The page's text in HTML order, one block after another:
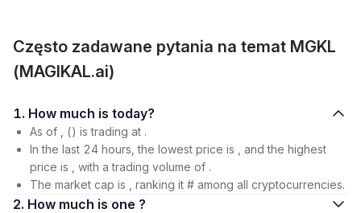
Często zadawane pytania na temat MGKL
(MAGIKAL.ai)
1. How much is today?
As of , () is trading at .
In the last 24 hours, the lowest price is , and the highest
price is , with a trading volume of .
The market cap is , ranking it # among all cryptocurrencies.
2. How much is one ?